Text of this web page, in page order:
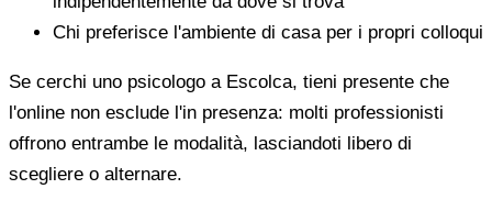
Chi preferisce l'ambiente di casa per i propri colloqui
Se cerchi uno psicologo a Escolca, tieni presente che
l'online non esclude l'in presenza: molti professionisti
offrono entrambe le modalità, lasciandoti libero di
scegliere o alternare.